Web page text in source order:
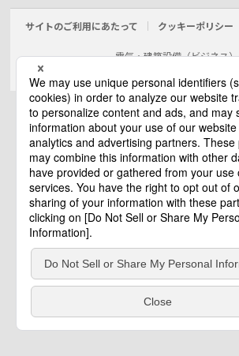
サイトのご利用にあたって クッキーポリシー
電気・建築設備（ビジネス）